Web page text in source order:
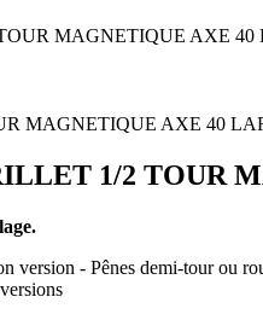
MAGNETIQUE AXE
1/2 TOUR
- Pênes demi-tour ou